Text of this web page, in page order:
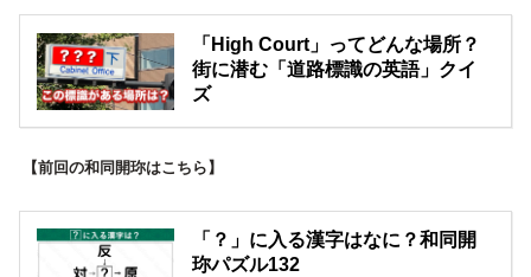
「High Court」ってどんな場所？
街に潜む「道路標識の英語」クイ
ズ
【前回の和同開珎はこちら】
「？」に入る漢字はなに？和同開
珎パズル132